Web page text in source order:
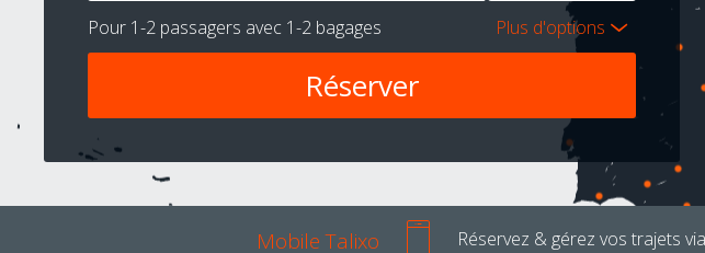
Pour 1-2 passagers avec 1-2 bagages Plus d'options
Mobile Talixo Réservez & gérez vos trajets